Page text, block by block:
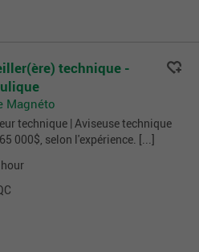
technique -
Magnéto
technique | Aviseuse technique
000$, selon l'expérience. [...]